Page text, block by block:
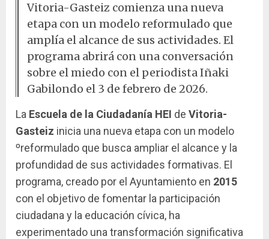
Vitoria-Gasteiz comienza una nueva
etapa con un modelo reformulado que
amplía el alcance de sus actividades. El
programa abrirá con una conversación
sobre el miedo con el periodista Iñaki
Gabilondo el 3 de febrero de 2026.
La Escuela de la Ciudadanía HEI de Vitoria-
Gasteiz inicia una nueva etapa con un modelo
ºreformulado que busca ampliar el alcance y la
profundidad de sus actividades formativas. El
programa, creado por el Ayuntamiento en 2015
con el objetivo de fomentar la participación
ciudadana y la educación cívica, ha
experimentado una transformación significativa